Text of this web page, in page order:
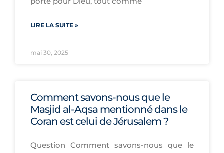
LIRE LA SUITE »
mai 30, 2025
Comment savons-nous que le
Masjid al-Aqsa mentionné dans le
Coran est celui de Jérusalem ?
Question Comment savons-nous que le